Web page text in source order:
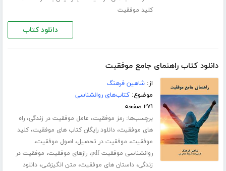
کلید موفقیت
دانلود کتاب
دانلود کتاب راهنمای جامع موفقیت
از:شاهین فرهنگ
موضوع:کتاب‌های روانشناسی
۲۷۱ صفحه
برچسب‌ها:رمز موفقیت، عامل موفقیت در زندگی،راه
های موفقیت،دانلود رایگان کتاب های موفقیت،کلید
موفقیت، موفقیت در تحصیل، اصول موفقیت،
روانشناسی موفقیت pdf ،رازهای موفقیت، موفقیت در
زندگی،داستان های موفقیت، متن انگیزشی،دانلود